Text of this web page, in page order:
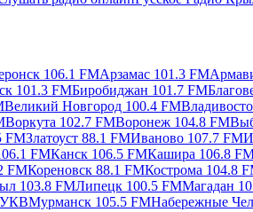
106.1 FMАрзамас 101.3 FM
101.3 FMБиробиджан 101.7 FM
Великий Новгород 100.4 FM
Воркута 102.7 FMВоронеж 104.8 FM
FMЗлатоуст 88.1 FMИваново 107.7 FM
FMКанск 106.5 FMКашира 106.8
FMКореновск 88.1 FMКострома 104.8
103.8 FMЛипецк 100.5 FMМагадан
УКВМурманск 105.5 FMНабережные